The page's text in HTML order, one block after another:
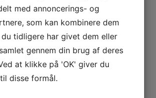
24 cm
med annoncerings- og
som kan kombinere dem
tidligere har givet dem eller
gennem din brug af deres
at klikke på 'OK' giver du
disse formål.